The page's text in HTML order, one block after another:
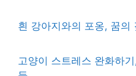
흰 강아지와의 포옹, 꿈의
고양이 스트레스 완화하